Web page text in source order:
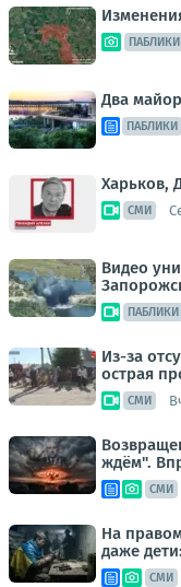
ПАБЛИКИ
Два
ПАБЛИКИ
Харьков,
СМИ
Видео
ПАБЛИКИ
Из-за
острая
СМИ
ждём".
СМИ
На
даже
СМИ